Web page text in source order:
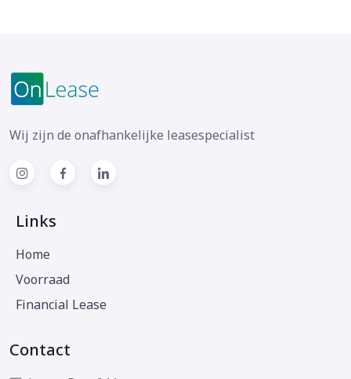
Wij zijn de onafhankelijke leasespecialist
Links
Home
Voorraad
Financial Lease
Contact